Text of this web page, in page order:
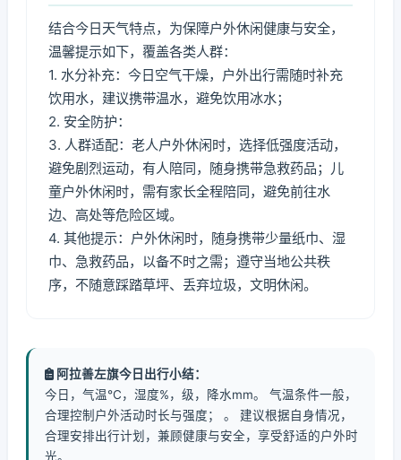
结合今日天气特点，为保障户外休闲健康与安全，
温馨提示如下，覆盖各类人群：
1. 水分补充：今日空气干燥，户外出行需随时补充
饮用水，建议携带温水，避免饮用冰水；
2. 安全防护：
3. 人群适配：老人户外休闲时，选择低强度活动，
避免剧烈运动，有人陪同，随身携带急救药品；儿
童户外休闲时，需有家长全程陪同，避免前往水
边、高处等危险区域。
4. 其他提示：户外休闲时，随身携带少量纸巾、湿
巾、急救药品，以备不时之需；遵守当地公共秩
序，不随意踩踏草坪、丢弃垃圾，文明休闲。
阿拉善左旗今日出行小结：
今日，气温℃，湿度%，级，降水mm。 气温条件一般，
合理控制户外活动时长与强度； 。 建议根据自身情况，
合理安排出行计划，兼顾健康与安全，享受舒适的户外时
光。